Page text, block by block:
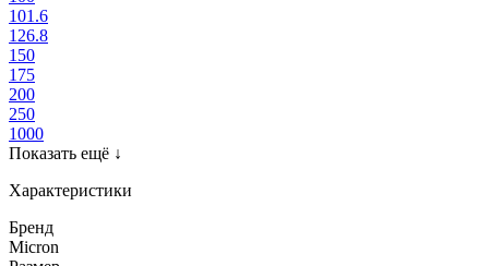
101.6
126.8
150
175
200
250
1000
Показать ещё ↓
Характеристики
Бренд
Micron